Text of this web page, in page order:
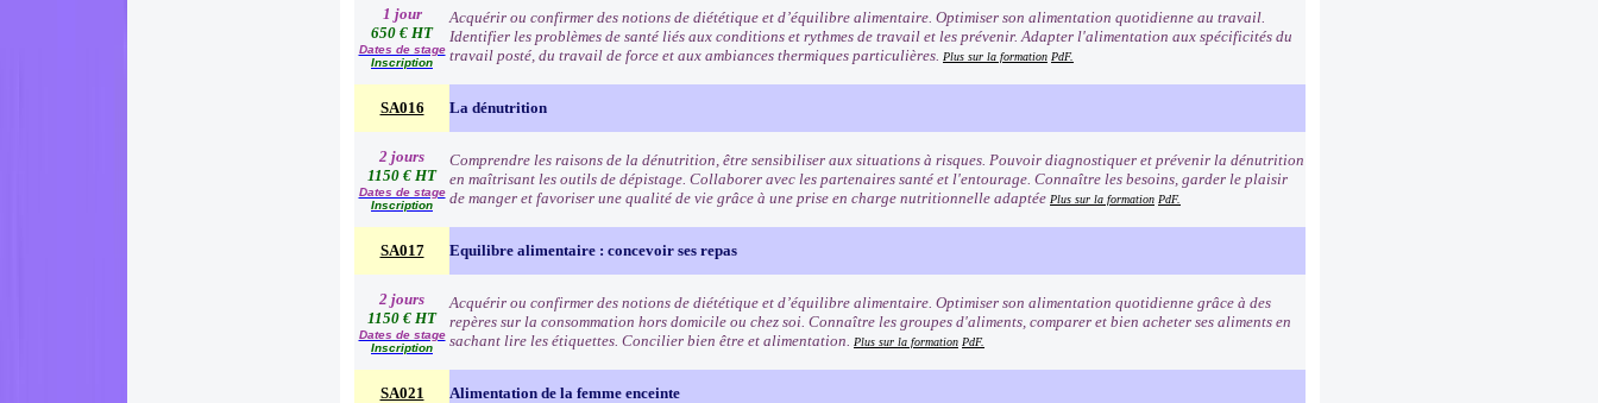
1 jour
650 € HT
Dates de stage
Inscription
Acquérir ou confirmer des notions de diététique et d’équilibre alimentaire. Optimiser son alimentation quotidienne au travail.
Identifier les problèmes de santé liés aux conditions et rythmes de travail et les prévenir. Adapter l'alimentation aux spécificités du
travail posté, du travail de force et aux ambiances thermiques particulières. Plus sur la formation PdF.
SA016 La dénutrition
2 jours
1150 € HT
Dates de stage
Inscription
Comprendre les raisons de la dénutrition, être sensibiliser aux situations à risques. Pouvoir diagnostiquer et prévenir la dénutrition
en maîtrisant les outils de dépistage. Collaborer avec les partenaires santé et l'entourage. Connaître les besoins, garder le plaisir
de manger et favoriser une qualité de vie grâce à une prise en charge nutritionnelle adaptée Plus sur la formation PdF.
SA017 Equilibre alimentaire : concevoir ses repas
2 jours
1150 € HT
Dates de stage
Inscription
Acquérir ou confirmer des notions de diététique et d’équilibre alimentaire. Optimiser son alimentation quotidienne grâce à des
repères sur la consommation hors domicile ou chez soi. Connaître les groupes d'aliments, comparer et bien acheter ses aliments en
sachant lire les étiquettes. Concilier bien être et alimentation. Plus sur la formation PdF.
SA021 Alimentation de la femme enceinte